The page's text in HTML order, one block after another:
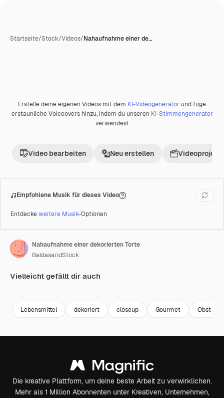
Startseite/Stock/Videos/Nahaufnahme einer de…
Erstelle deine eigenen Videos mit dem KI-Videogenerator und füge
erstaunliche Voiceovers hinzu, indem du unseren KI-Stimmengenerator
verwendest
Video bearbeiten Neu erstellen Videoprojekt
Empfohlene Musik für dieses Video
Entdeckeweitere Musik-Optionen
Nahaufnahme einer dekorierten Torte
BaldasaridStock
Vielleicht gefällt dir auch
Lebensmittel dekoriert closeup Gourmet Obst
Die kreative Plattform, um deine beste Arbeit zu verwirklichen.
Mehr als 1 Million Abonnenten unter Kreativen, Unternehmen,